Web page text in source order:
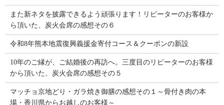
また新ネタを披露できるよう頑張ります！リピーターのお客様か
ら頂いた、炭火会席の感想その６
令和8年熊本地震復興義援金寄付コース＆クーポンの新設
10年のご縁が、ご結婚後の再訪へ。三度目のリピーターのお客様
から頂いた、炭火会席の感想その５
マッチョ京地どり・ガラ焼き御膳の感想その１～骨付き肉の本
場・香川県からお越しのお客様～